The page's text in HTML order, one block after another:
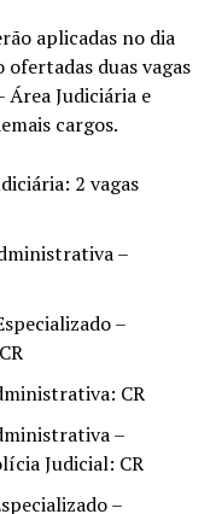
aplicadas no dia
duas vagas
Judiciária e
cargos.
2 vagas
–
–
CR
–
Judicial: CR
–